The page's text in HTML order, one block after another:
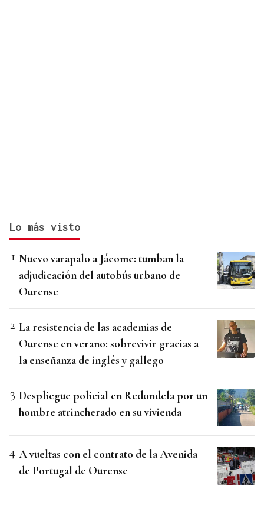
Lo más visto
Nuevo varapalo a Jácome: tumban la
adjudicación del autobús urbano de
Ourense
La resistencia de las academias de
Ourense en verano: sobrevivir gracias a
la enseñanza de inglés y gallego
Despliegue policial en Redondela por un
hombre atrincherado en su vivienda
A vueltas con el contrato de la Avenida
de Portugal de Ourense